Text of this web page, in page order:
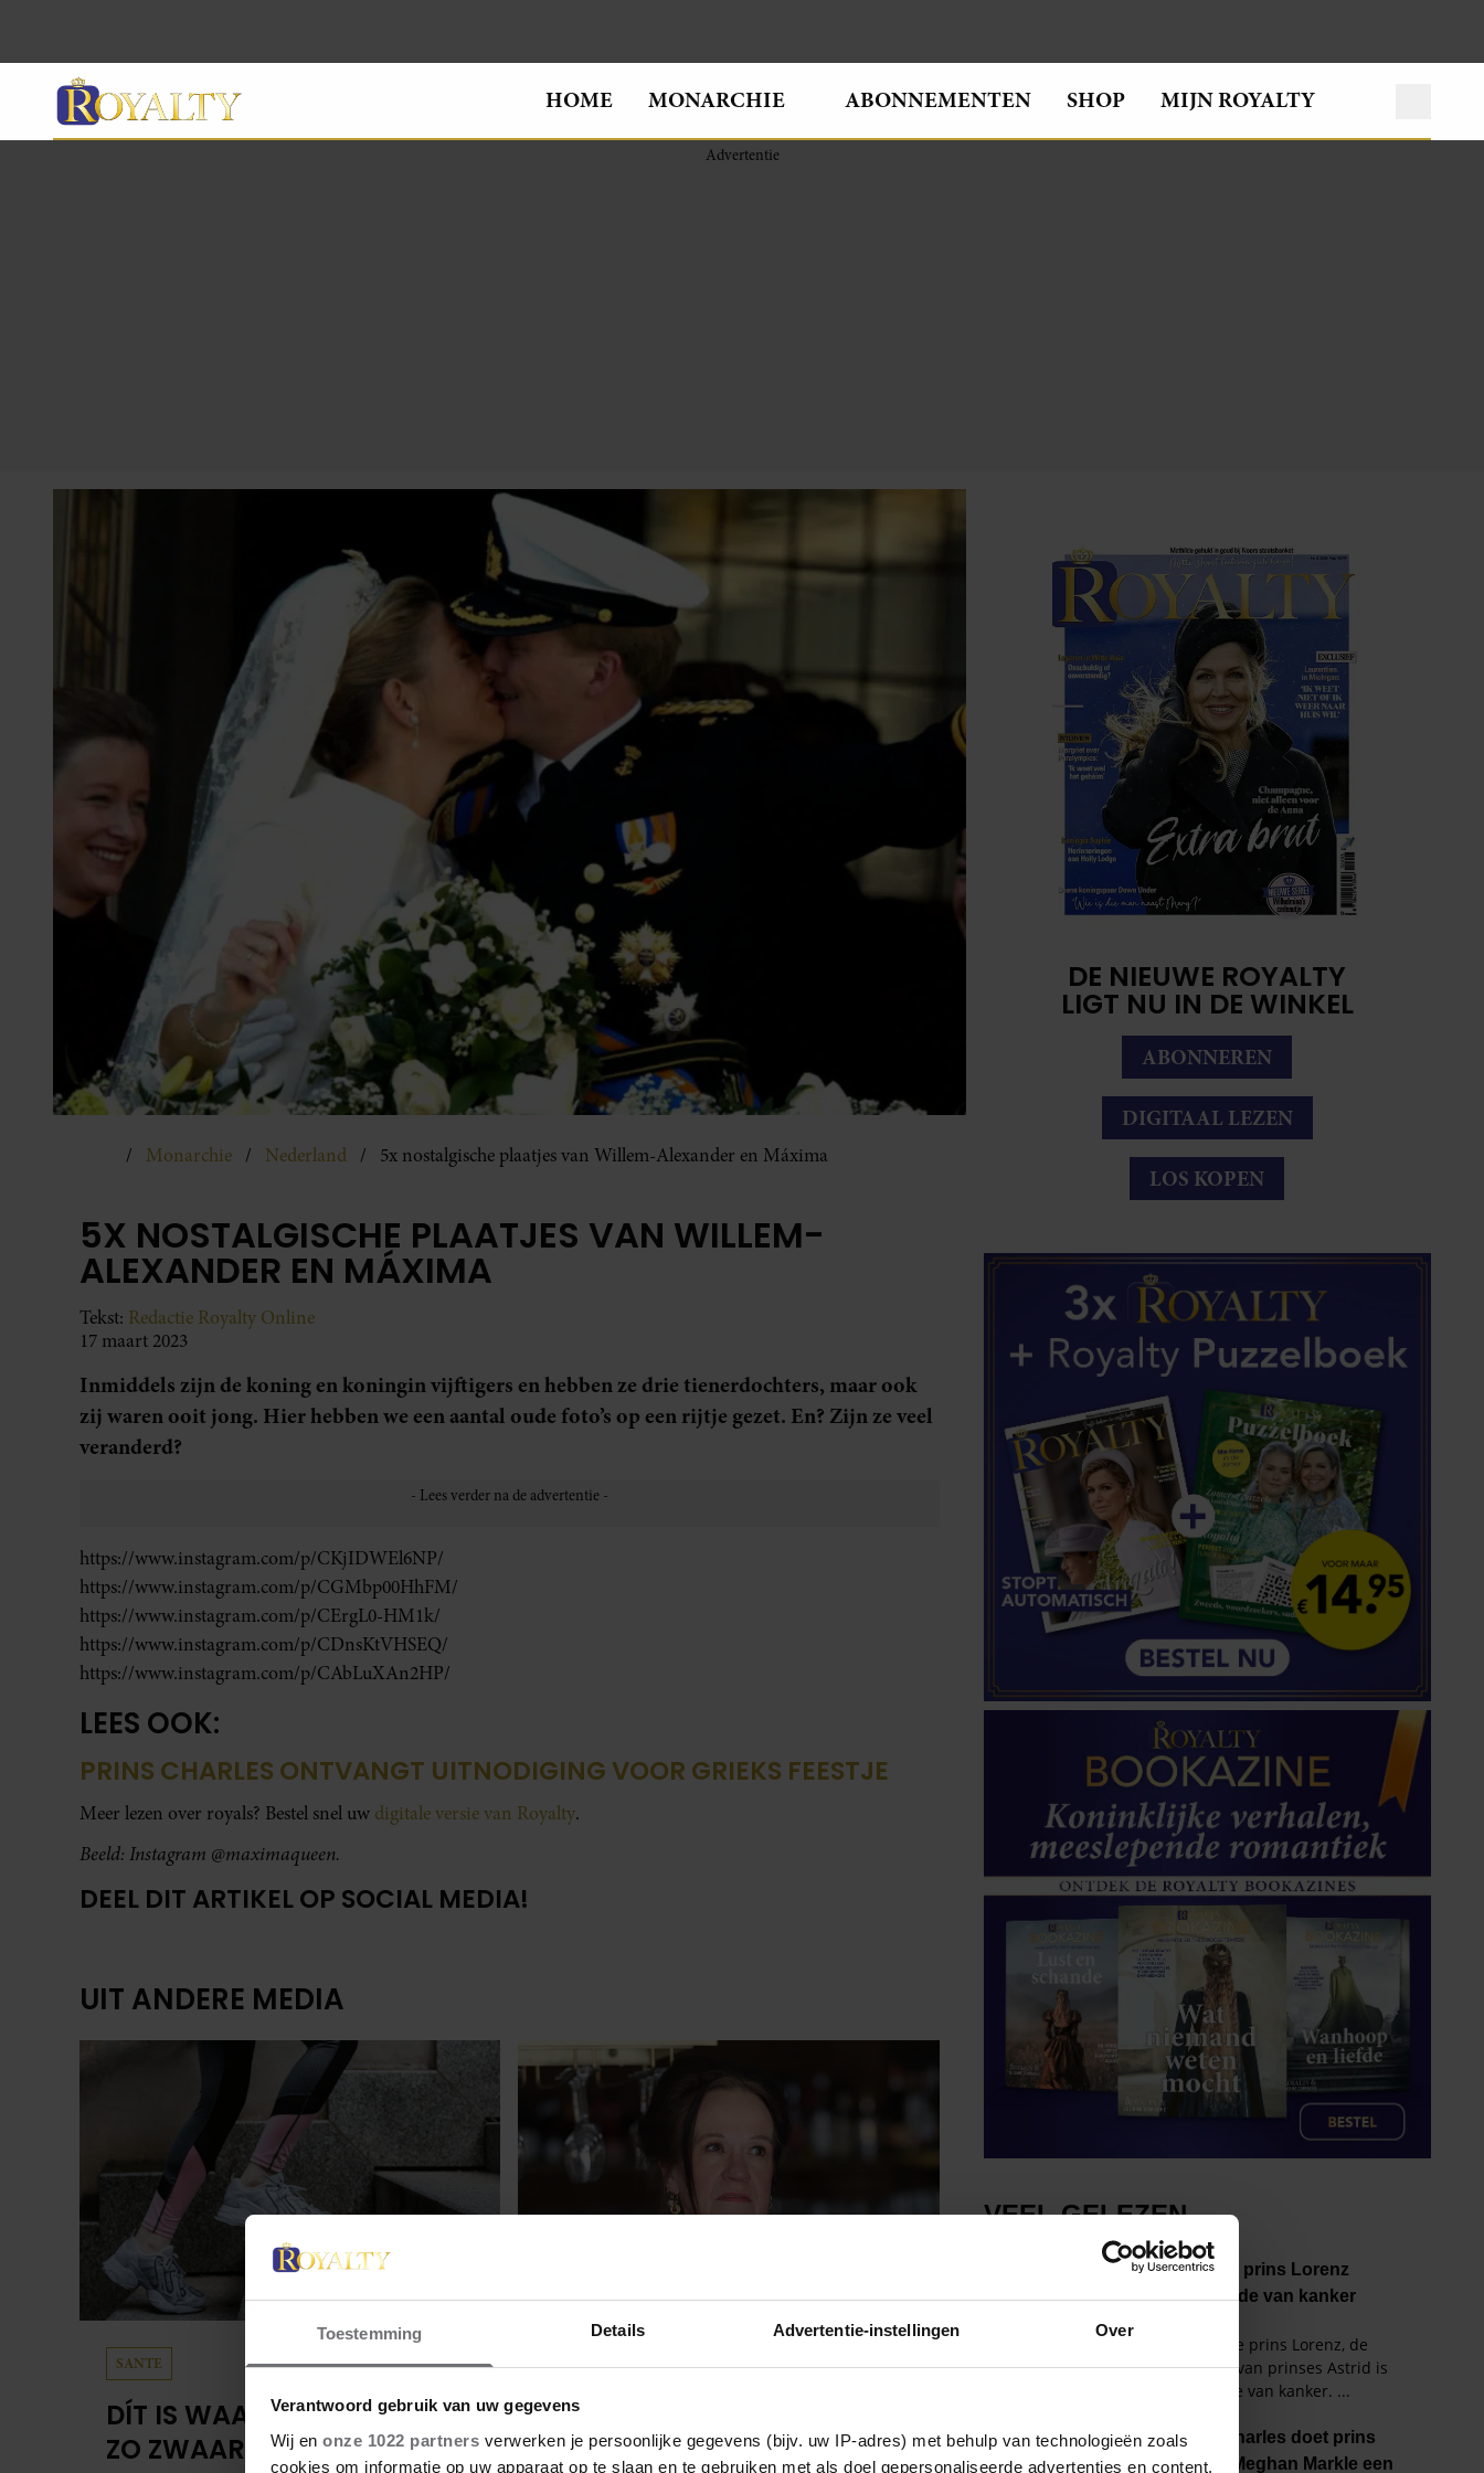
Toestemming Details Advertentie-instellingen Over
Verantwoord gebruik van uw gegevens
Wij en onze 1022 partners verwerken je persoonlijke gegevens (bijv. uw IP-adres) met behulp van technologieën zoals
cookies om informatie op uw apparaat op te slaan en te gebruiken met als doel gepersonaliseerde advertenties en content,
HOME MONARCHIE ABONNEMENTEN SHOP MIJN ROYALTY
Monarchie Nederland 5x nostalgische plaatjes van Willem-Alexander en Máxima
5X NOSTALGISCHE PLAATJES VAN WILLEM-
ALEXANDER EN MÁXIMA
Tekst: Redactie Royalty Online
17 maart 2023
Inmiddels zijn de koning en koningin vijftigers en hebben ze drie tienerdochters, maar ook
zij waren ooit jong. Hier hebben we een aantal oude foto’s op een rijtje gezet. En? Zijn ze veel
veranderd?
https://www.instagram.com/p/CKjIDWEl6NP/
https://www.instagram.com/p/CGMbp00HhFM/
https://www.instagram.com/p/CErgL0-HM1k/
https://www.instagram.com/p/CDnsKtVHSEQ/
https://www.instagram.com/p/CAbLuXAn2HP/
LEES OOK:
PRINS CHARLES ONTVANGT UITNODIGING VOOR GRIEKS FEESTJE
Meer lezen over royals? Bestel snel uw digitale versie van Royalty.
Beeld: Instagram @maximaqueen.
DEEL DIT ARTIKEL OP SOCIAL MEDIA!
UIT ANDERE MEDIA
SANTE
DÍT IS WAAROM TRAPLOPEN
ZO ZWAAR VOELT (SPOILER:
PARTY
XANDRA BROOD BLIKT
TERUG OP EERSTE
DE NIEUWE ROYALTY
LIGT NU IN DE WINKEL
ABONNEREN
DIGITAAL LEZEN
LOS KOPEN